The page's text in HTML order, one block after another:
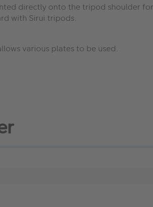
directly onto the tripod shoulder
with Sirui tripods.
various plates to be used.